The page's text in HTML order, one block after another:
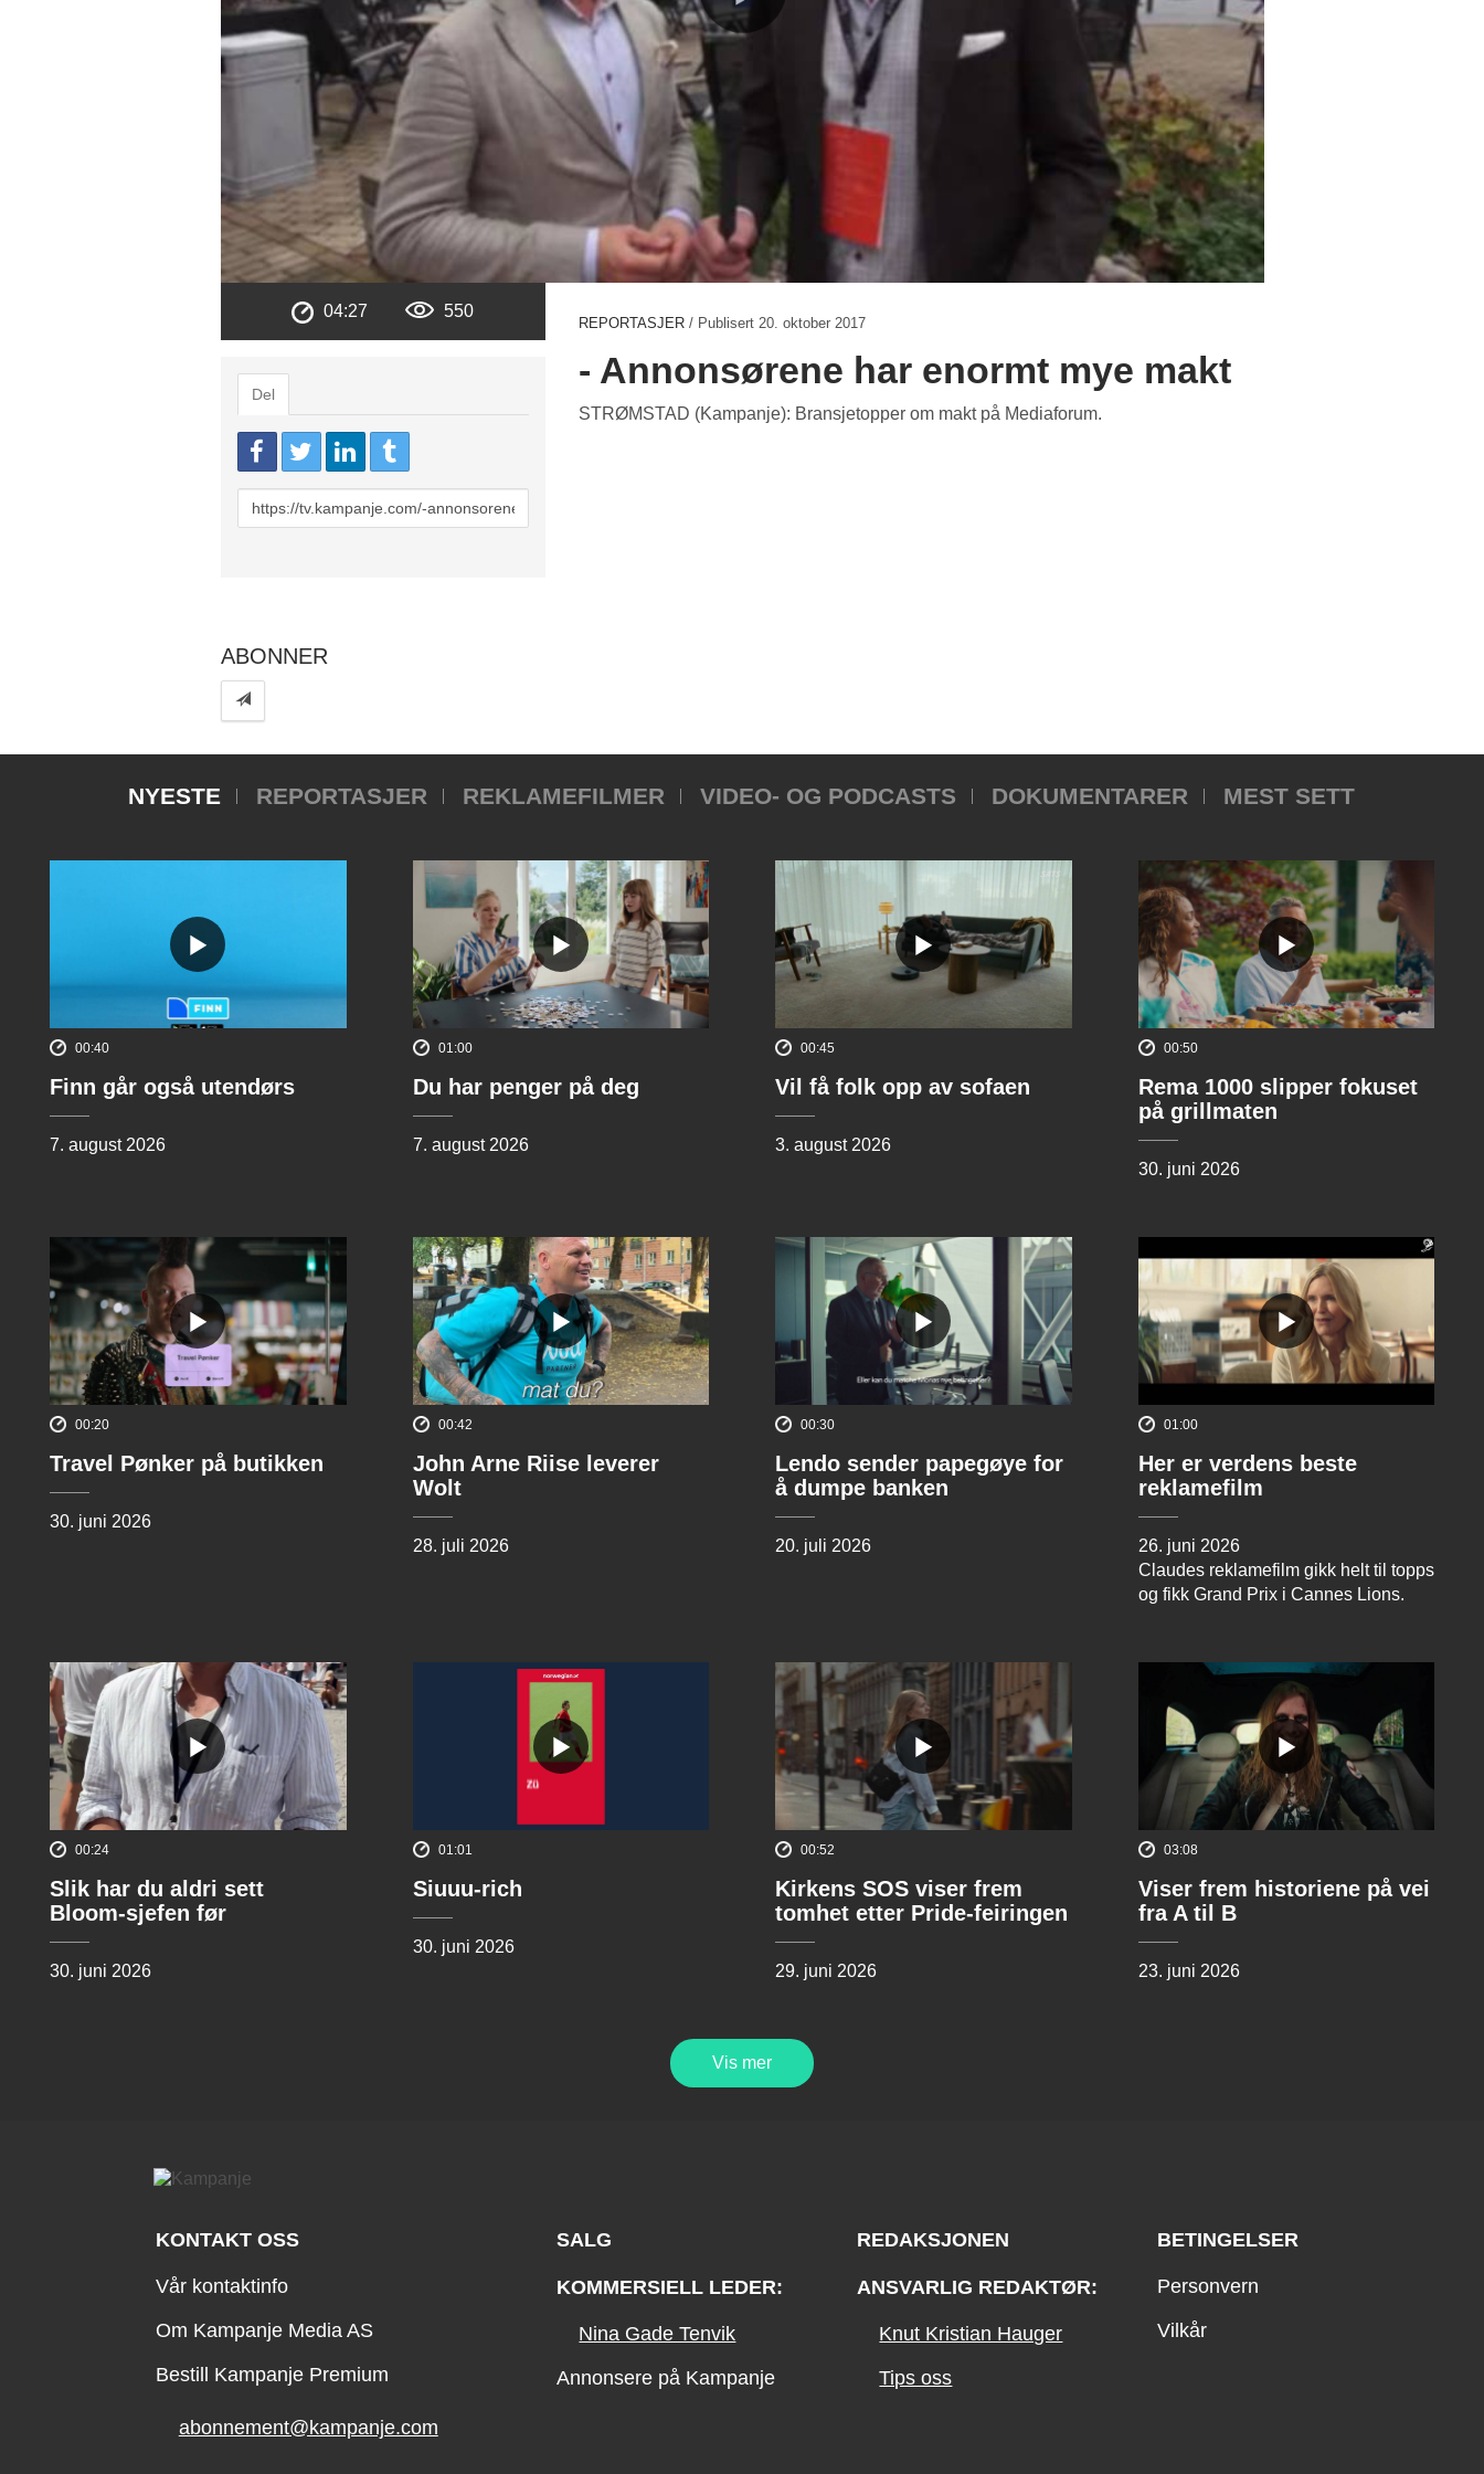
04:27 550
Del
URL
to
REPORTASJER / Publisert 20. oktober 2017
- Annonsørene har enormt mye makt
STRØMSTAD (Kampanje): Bransjetopper om makt på Mediaforum.
ABONNER
NYESTE REPORTASJER REKLAMEFILMER VIDEO- OG PODCASTS DOKUMENTARER MEST SETT
00:40
Finn går også utendørs
7. august 2026
01:00
Du har penger på deg
7. august 2026
00:45
Vil få folk opp av sofaen
3. august 2026
00:50
Rema 1000 slipper fokuset
på grillmaten
30. juni 2026
00:20
Travel Pønker på butikken
30. juni 2026
00:42
John Arne Riise leverer
Wolt
28. juli 2026
00:30
Lendo sender papegøye for
å dumpe banken
20. juli 2026
01:00
Her er verdens beste
reklamefilm
26. juni 2026
Claudes reklamefilm gikk helt til topps
og fikk Grand Prix i Cannes Lions.
00:24
Slik har du aldri sett
Bloom-sjefen før
30. juni 2026
01:01
Siuuu-rich
30. juni 2026
00:52
Kirkens SOS viser frem
tomhet etter Pride-feiringen
29. juni 2026
03:08
Viser frem historiene på vei
fra A til B
23. juni 2026
Vis mer
KONTAKT OSS
Vår kontaktinfo
Om Kampanje Media AS
Bestill Kampanje Premium
abonnement@kampanje.com
SALG
KOMMERSIELL LEDER:
Nina Gade Tenvik
Annonsere på Kampanje
REDAKSJONEN
ANSVARLIG REDAKTØR:
Knut Kristian Hauger
Tips oss
BETINGELSER
Personvern
Vilkår